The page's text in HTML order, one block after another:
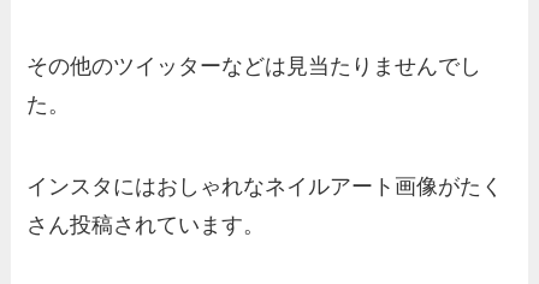
その他のツイッターなどは見当たりませんでし
た。
インスタにはおしゃれなネイルアート画像がたく
さん投稿されています。